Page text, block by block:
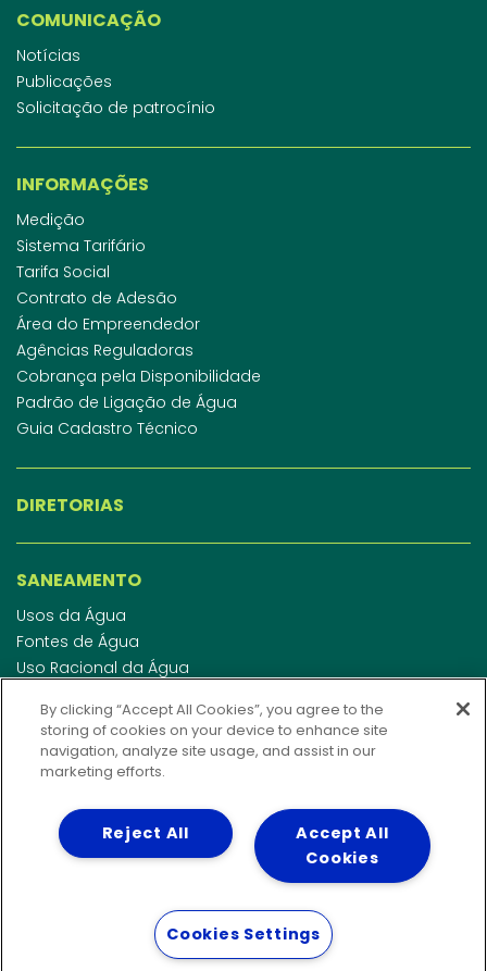
COMUNICAÇÃO
Notícias
Publicações
Solicitação de patrocínio
INFORMAÇÕES
Medição
Sistema Tarifário
Tarifa Social
Contrato de Adesão
Área do Empreendedor
Agências Reguladoras
Cobrança pela Disponibilidade
Padrão de Ligação de Água
Guia Cadastro Técnico
DIRETORIAS
SANEAMENTO
Usos da Água
Fontes de Água
Uso Racional da Água
Esgotamento Sanitário
Regulamento de Água e Esgoto
Indicadores de qualidade da água
INVESTIDORES
By clicking “Accept All Cookies”, you agree to the
storing of cookies on your device to enhance site
navigation, analyze site usage, and assist in our
marketing efforts.
Accept All
Cookies
Reject All
Cookies Settings